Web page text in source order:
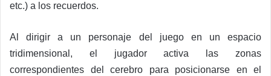
etc.) a los recuerdos.
Al dirigir a un personaje del juego en un espacio
tridimensional, el jugador activa las zonas
correspondientes del cerebro para posicionarse en el